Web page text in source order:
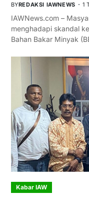
BYREDAKSI IAWNEWS 1
IAWNews.com –
menghadapi skandal
Bahan Bakar Minyak
Kabar IAW